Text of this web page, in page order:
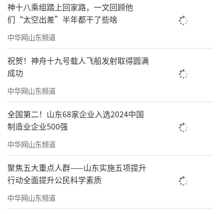
神十八乘组踏上回家路，一文回顾他
们“太空出差”半年都干了些啥
中华网山东频道
祝贺！神舟十九号载人飞船发射取得圆满
成功
中华网山东频道
全国第二！山东68家企业入选2024中国
制造业企业500强
中华网山东频道
聚焦五大重点人群——山东实施五项提升
行动全面提升公民科学素质
中华网山东频道